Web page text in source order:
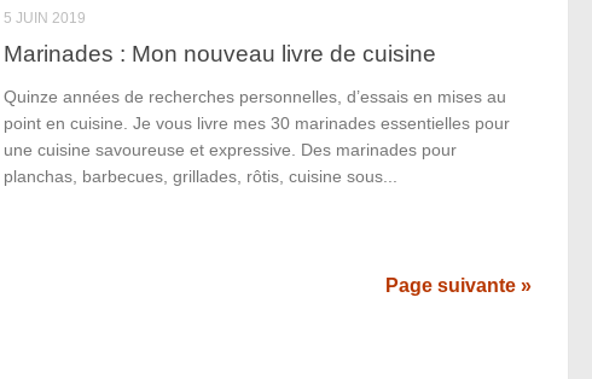
5 JUIN 2019
Marinades : Mon nouveau livre de cuisine
Quinze années de recherches personnelles, d’essais en mises au
point en cuisine. Je vous livre mes 30 marinades essentielles pour
une cuisine savoureuse et expressive. Des marinades pour
planchas, barbecues, grillades, rôtis, cuisine sous...
Page suivante »